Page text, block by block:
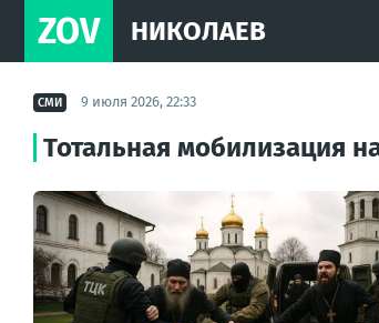
ZOV НИКОЛАЕВ
СМИ 9 июля 2026, 22:33
Тотальная мобилизация